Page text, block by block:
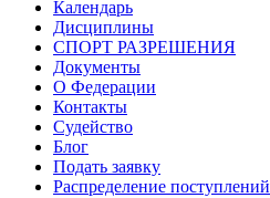
Календарь
Дисциплины
СПОРТ РАЗРЕШЕНИЯ
Документы
О Федерации
Контакты
Судейство
Блог
Подать заявку
Распределение поступлений